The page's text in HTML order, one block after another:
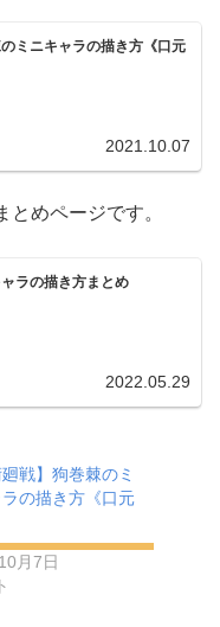
のミニキャラの描き方《口元
2021.10.07
めページです。
ャラの描き方まとめ
2022.05.29
廻戦】狗巻棘のミ
ラの描き方《口元
月7日